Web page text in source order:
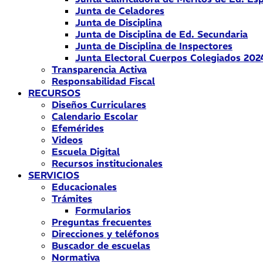
Junta de Celadores
Junta de Disciplina
Junta de Disciplina de Ed. Secundaria
Junta de Disciplina de Inspectores
Junta Electoral Cuerpos Colegiados
Transparencia Activa
Responsabilidad Fiscal
RECURSOS
Diseños Curriculares
Calendario Escolar
Efemérides
Videos
Escuela Digital
Recursos institucionales
SERVICIOS
Educacionales
Trámites
Formularios
Preguntas frecuentes
Direcciones y teléfonos
Buscador de escuelas
Normativa